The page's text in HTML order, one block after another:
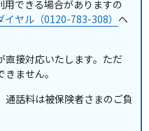
用できる場合がありますの
ヤル（0120-783-308） へ
接対応いたします。ただ
ません。
話料は被保険者さまのご負